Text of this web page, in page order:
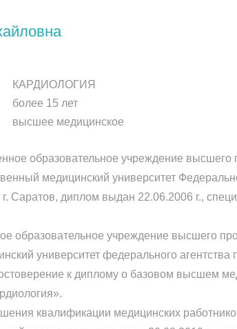
КАРДИОЛОГИЯ
более 15 лет
высшее медицинское
образовательное учреждение
медицинский университет
Саратов, диплом выдан 22.06.2006 г.,
образовательное учреждение высшего
университет федерального
к диплому о базовом высшем
квалификации медицинских